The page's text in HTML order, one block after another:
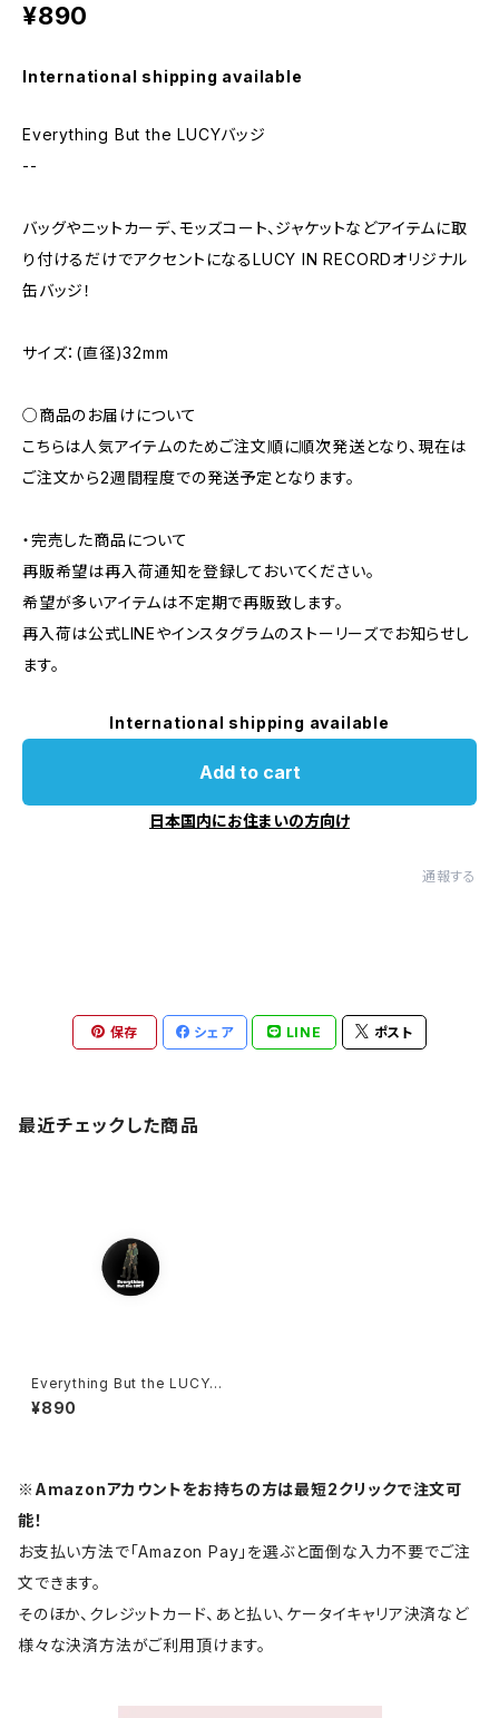
¥890
International shipping available
Everything But the LUCYバッジ
--
バッグやニットカーデ、モッズコート、ジャケットなどアイテムに取
り付けるだけでアクセントになるLUCY IN RECORDオリジナル
缶バッジ！
サイズ：(直径)32mm
○商品のお届けについて
こちらは人気アイテムのためご注文順に順次発送となり、現在は
ご注文から2週間程度での発送予定となります。
・完売した商品について
再販希望は再入荷通知を登録しておいてください。
希望が多いアイテムは不定期で再販致します。
再入荷は公式LINEやインスタグラムのストーリーズでお知らせし
ます。
International shipping available
Add to cart
日本国内にお住まいの方向け
通報する
保存 シェア LINE ポスト
最近チェックした商品
Everything But the LUCYバ
ッジ 1017-240218042
¥890
※Amazonアカウントをお持ちの方は最短2クリックで注文可
能！
お支払い方法で「Amazon Pay」を選ぶと面倒な入力不要でご注
文できます。
そのほか、クレジットカード、あと払い、ケータイキャリア決済など
様々な決済方法がご利用頂けます。